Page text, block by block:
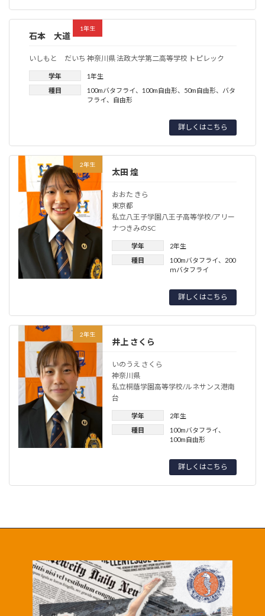
1年生
石本 大道
いしもと だいち 神奈川県 法政大学第二高等学校 トピレック
学年
1年生
種目
100mバタフライ、 100m自由形、 50m自由形、
バタ
フライ、 自由形
詳しくはこちら
2年生
太田 煌
おおた きら
東京都
私立八王子学園八王子高等学校/アリー
ナつきみのSC
学年
2年生
種目
100mバタフライ、 200
ｍバタフライ
詳しくはこちら
2年生
井上 さくら
いのうえ さくら
神奈川県
私立桐蔭学園高等学校/ルネサンス港南
台
学年
2年生
種目
100mバタフライ、
100m自由形
詳しくはこちら